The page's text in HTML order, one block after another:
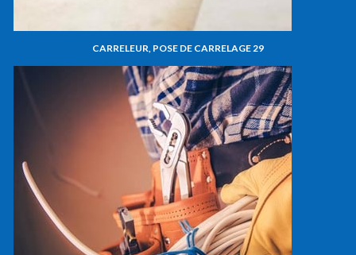
CARRELEUR, POSE DE CARRELAGE 29